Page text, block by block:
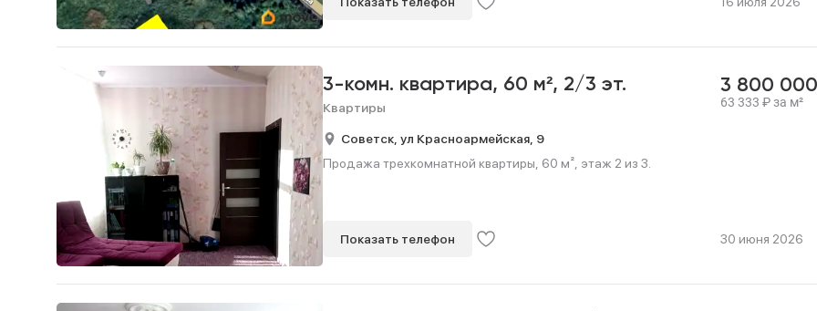
3-комн. квартира, 60 м², 2/3 эт.
Квартиры
3 800
63 333 ₽за м²
Советск, ул Красноармейская, 9
Продажа трехкомнатной квартиры, 60 м², этаж 2 из 3.
Показать телефон 30 июня 2026